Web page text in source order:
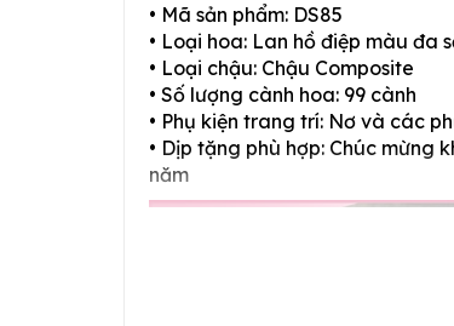
• Mã sản phẩm: DS85
• Loại hoa: Lan hồ điệp màu đa
• Loại chậu: Chậu Composite
• Số lượng cành hoa: 99 cành
• Phụ kiện trang trí: Nơ và các
• Dịp tặng phù hợp: Chúc mừng
năm